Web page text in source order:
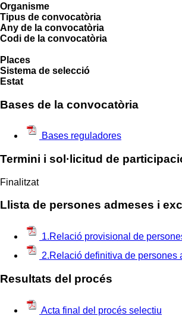
Organisme
Tipus de convocatòria
Any de la convocatòria
Codi de la convocatòria
Places
Sistema de selecció
Estat
Bases de la convocatòria
Bases reguladores
Termini i sol·licitud de
Finalitzat
Llista de persones admeses i
1.Relació provisional de
2.Relació definitiva de persones
Resultats del procés
Acta final del procés selectiu